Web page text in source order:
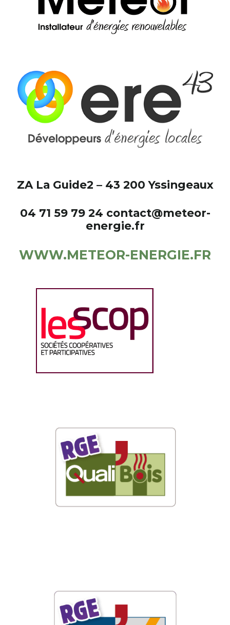
ZA La Guide2 – 43 200 Yssingeaux
04 71 59 79 24 contact@meteor-
energie.fr
WWW.METEOR-ENERGIE.FR